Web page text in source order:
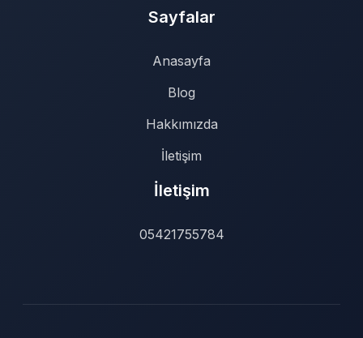
Sayfalar
Anasayfa
Blog
Hakkımızda
İletişim
İletişim
05421755784